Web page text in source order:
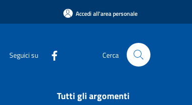
Accedi all'area personale
Seguici su Cerca
Tutti gli argomenti